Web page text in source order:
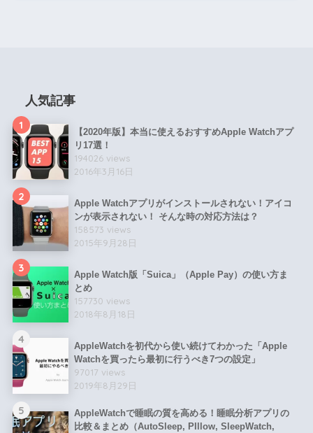
人気記事
1
【2020年版】本当に使えるおすすめApple Watchアプ
リ17選！
194026 views
2016年3月16日
2
Apple Watchアプリがインストールされない！アイコ
ンが表示されない！ そんな時の対応方法は？
158573 views
2015年9月28日
3
Apple Watch版「Suica」（Apple Pay）の使い方ま
とめ
157730 views
2018年8月18日
4
AppleWatchを初代から使い続けてわかった「Apple
Watchを買ったら最初に行うべき7つの設定」
97017 views
2019年8月29日
5
AppleWatchで睡眠の質を高める！睡眠分析アプリの
比較＆まとめ（AutoSleep, PIllow, SleepWatch,